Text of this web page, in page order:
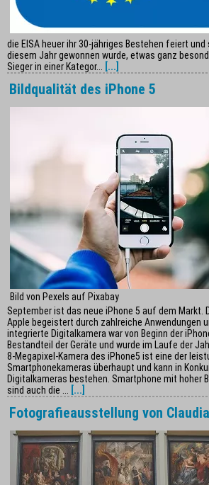
die EISA heuer ihr 30-jähriges Bestehen feiert
diesem Jahr gewonnen wurde, etwas ganz
Sieger in einer Kategor...
[...]
Bildqualität des iPhone 5
Bild von Pexels auf Pixabay
September ist das neue iPhone 5 auf dem Markt.
Apple begeistert durch zahlreiche Anwendungen
integrierte Digitalkamera war von Beginn der
Bestandteil der Geräte und wurde im Laufe der
8-Megapixel-Kamera des iPhone5 ist eine der
Smartphonekameras überhaupt und kann in
Digitalkameras bestehen. Smartphone mit hoher
sind auch die ...
[...]
Fotografieausstellung von